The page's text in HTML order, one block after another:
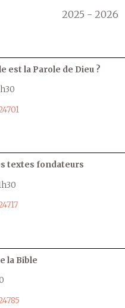
2025 - 2026
est la Parole de Dieu ?
textes fondateurs
la Bible